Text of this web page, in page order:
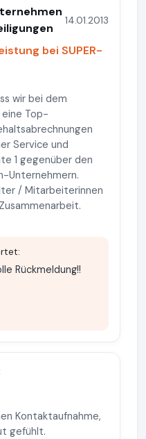
14.01.2013
bei SUPER-
wir bei dem
eine Top-
Service und
1 gegenüber den
Unternehmern.
/ Mitarbeiterinnen
Rückmeldung!!
Kontaktaufnahme,
gefühlt.